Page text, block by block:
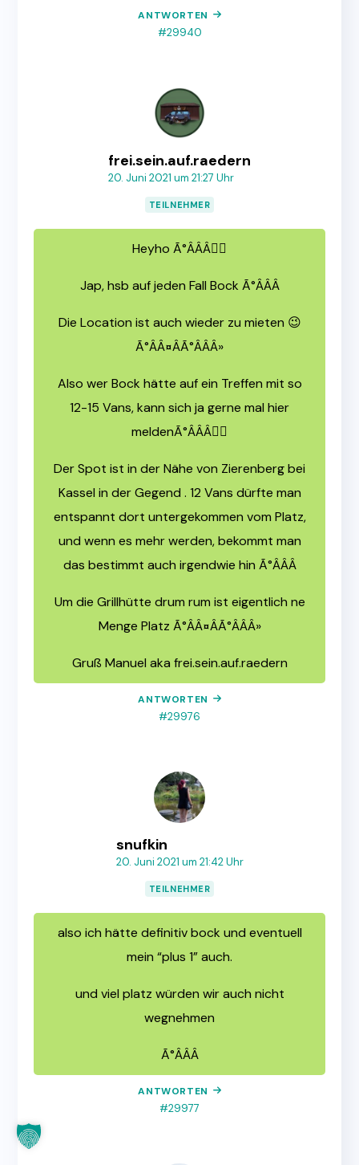
ANTWORTEN
#29940
frei.sein.auf.raedern
20. Juni 2021 um 21:27 Uhr
TEILNEHMER
Heyho Ã°ÂÂÂ🏼
Jap, hsb auf jeden Fall Bock Ã°ÂÂÂ
Die Location ist auch wieder zu mieten 😉
Ã°ÂÂ¤ÂÃ°ÂÂÂ»
Also wer Bock hätte auf ein Treffen mit so
12-15 Vans, kann sich ja gerne mal hier
meldenÃ°ÂÂÂ🏼
Der Spot ist in der Nähe von Zierenberg bei
Kassel in der Gegend . 12 Vans dürfte man
entspannt dort untergekommen vom Platz,
und wenn es mehr werden, bekommt man
das bestimmt auch irgendwie hin Ã°ÂÂÂ
Um die Grillhütte drum rum ist eigentlich ne
Menge Platz Ã°ÂÂ¤ÂÃ°ÂÂÂ»
Gruß Manuel aka frei.sein.auf.raedern
ANTWORTEN
#29976
snufkin
20. Juni 2021 um 21:42 Uhr
TEILNEHMER
also ich hätte definitiv bock und eventuell
mein “plus 1” auch.
und viel platz würden wir auch nicht
wegnehmen
Ã°ÂÂÂ
ANTWORTEN
#29977